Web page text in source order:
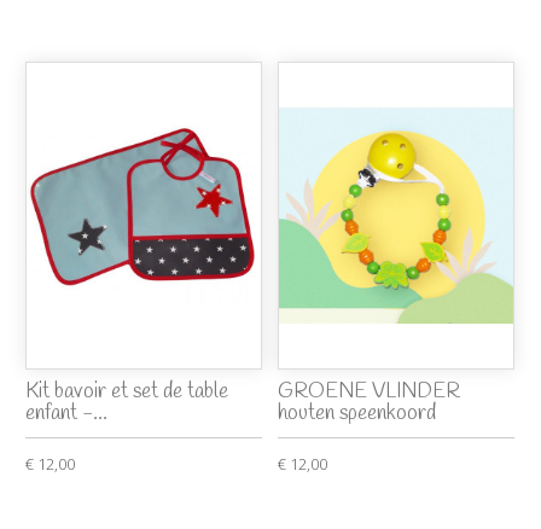
Kit bavoir et set de table
enfant -...
€ 12,00
GROENE VLINDER
houten speenkoord
€ 12,00